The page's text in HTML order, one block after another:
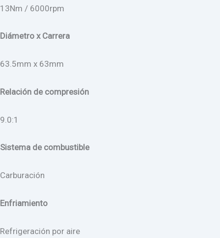
13Nm / 6000rpm
Diámetro x Carrera
63.5mm x 63mm
Relación de compresión
9.0:1
Sistema de combustible
Carburación
Enfriamiento
Refrigeración por aire